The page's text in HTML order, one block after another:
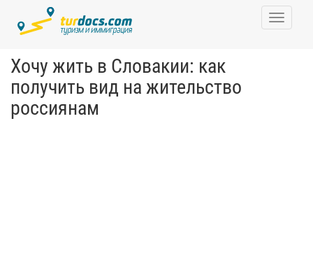
Toggle
Хочу жить в Словакии: как
получить вид на жительство
россиянам